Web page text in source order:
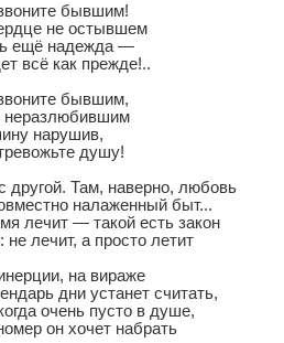
бывшим!
не остывшем
ещё надежда —
всё как прежде!..
бывшим,
неразлюбившим
нарушив,
душу!
другой. Там, наверно, любовь
налаженный быт...
лечит — такой есть закон
не лечит, а просто летит
на вираже
дни устанет считать,
очень пусто в душе,
он хочет набрать